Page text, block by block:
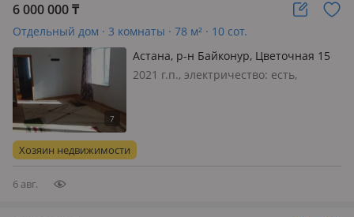
6 000 000₸
Отдельный дом · 3 комнаты · 78 м² · 10 сот.
Астана, р-н Байконур, Цветочная 15
— Кояндинский пляж
2021 г.п., электричество: есть,
тёплого пола, электричество есть!
Санузел в доме! Дом не огорожен, 10
Хозяин недвижимости
6 авг.